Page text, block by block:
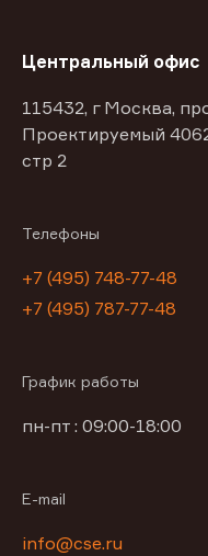
Центральный офис
115432, г Москва,
Проектируемый
стр 2
Телефоны
+7 (495) 748-77-48
+7 (495) 787-77-48
График работы
пн-пт : 09:00-18:00
E-mail
info@cse.ru